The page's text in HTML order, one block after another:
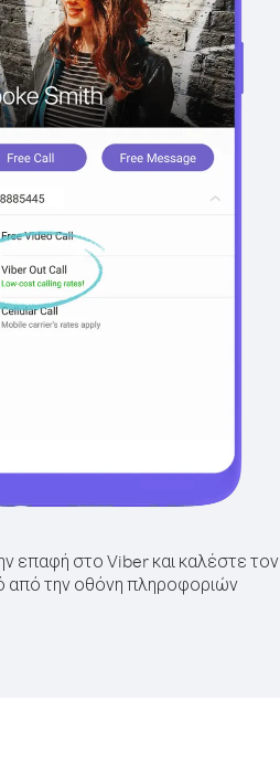
επαφή στο Viber και καλέστε τον
από την οθόνη πληροφοριών